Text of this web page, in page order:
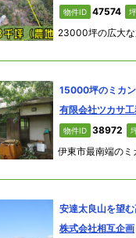
物件ID 47574
23000坪の広大
15000坪のミカ
有限会社ツカサ
物件ID 38972
伊東市最南端のミ
安達太良山を望
株式会社相互企画